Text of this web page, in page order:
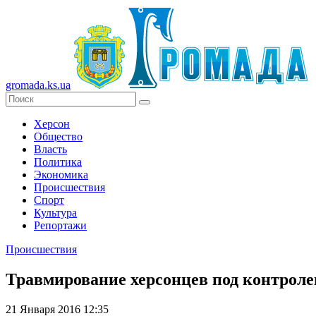
gromada.ks.ua
Херсон
Общество
Власть
Политика
Экономика
Происшествия
Спорт
Культура
Репортажи
Происшествия
Травмирование херсонцев под
21 Января 2016 12:35